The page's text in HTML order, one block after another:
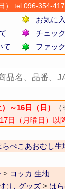
） tel 096-354-
お気に
チェッ
て
ファッ
～16日（日）
日（月曜日）以
らぺこあおむし生
> コッカ 生地
し グッズ > は